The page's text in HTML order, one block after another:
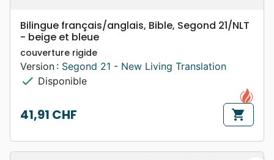
Bilingue français/anglais, Bible, Segond 21/NLT
- beige et bleue
couverture rigide
Version : Segond 21 - New Living Translation
check Disponible
Prix
41,91 CHF shopping_cart